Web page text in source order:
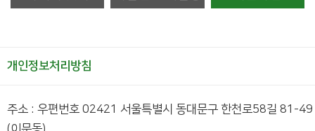
개인정보처리방침
주소 : 우편번호 02421 서울특별시 동대문구 한천로58길 81-49